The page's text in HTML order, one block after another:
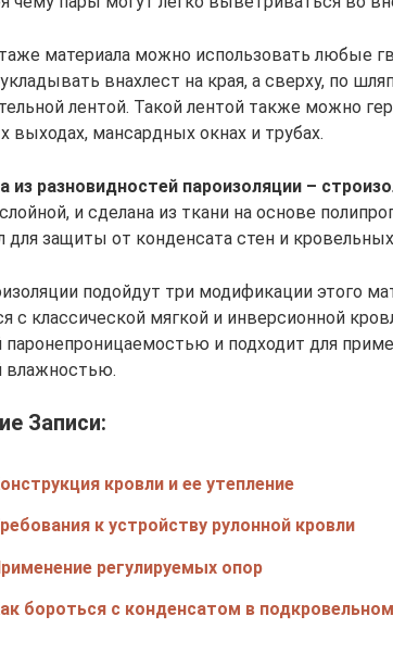
материала можно использовать любые
внахлест на края, а сверху, по
лентой. Такой лентой также можно
выходах, мансардных окнах и трубах.
из разновидностей пароизоляции –
и сделана из ткани на основе
для защиты от конденсата стен и
подойдут три модификации этого
с классической мягкой и инверсионной
и подходит для
влажностью.
Записи:
кровли и ее утепление
к устройству рулонной кровли
регулируемых опор
бороться с конденсатом в